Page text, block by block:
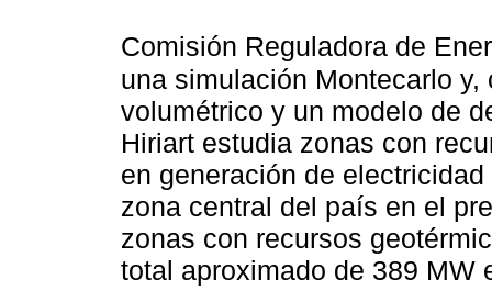
Comisión Reguladora de
una simulación Montecarlo
volumétrico y un modelo de
Hiriart estudia zonas con
en generación de
zona central del país en el
zonas con recursos
total aproximado de 389 MW